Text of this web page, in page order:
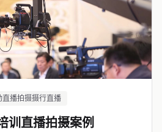
直播拍摄摄行直播
训直播拍摄案例